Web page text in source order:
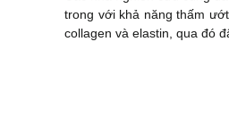
trong với khả năng thấm
collagen và elastin, qua đó